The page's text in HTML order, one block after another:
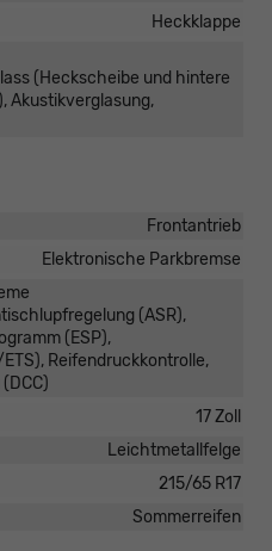
Heckklappe
(Heckscheibe und hintere
Akustikverglasung,
Frontantrieb
Elektronische Parkbremse
(ASR),
(ESP),
Reifendruckkontrolle,
17 Zoll
Leichtmetallfelge
215/65 R17
Sommerreifen